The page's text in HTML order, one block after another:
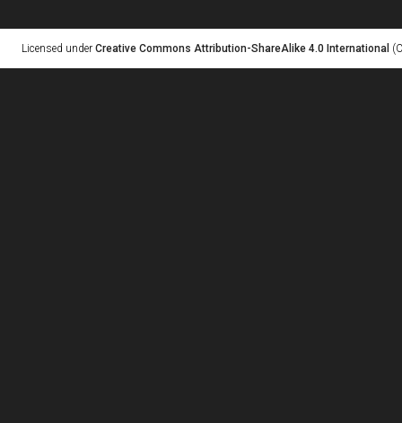
Licensed under Creative Commons Attribution-ShareAlike 4.0 International